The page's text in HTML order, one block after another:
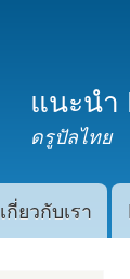
แนะนำ
ดรูปัลไทย
เกี่ยวกับเรา